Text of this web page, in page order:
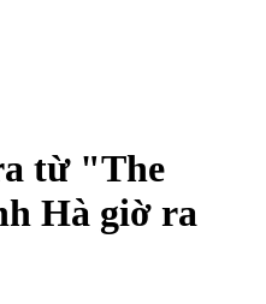
từ "The
Hà giờ ra